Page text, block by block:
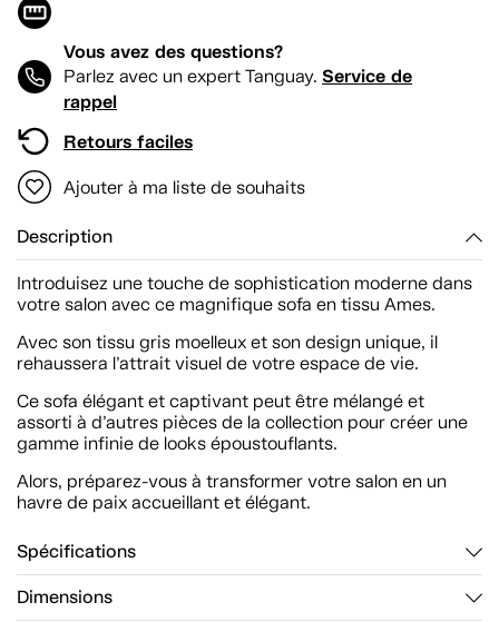
Vous avez des questions?
Parlez avec un expert Tanguay. Service de
rappel
Retours faciles
Ajouter à ma liste de souhaits
Description
Introduisez une touche de sophistication moderne dans
votre salon avec ce magnifique sofa en tissu Ames.
Avec son tissu gris moelleux et son design unique, il
rehaussera l’attrait visuel de votre espace de vie.
Ce sofa élégant et captivant peut être mélangé et
assorti à d’autres pièces de la collection pour créer une
gamme infinie de looks époustouflants.
Alors, préparez-vous à transformer votre salon en un
havre de paix accueillant et élégant.
Spécifications
Dimensions